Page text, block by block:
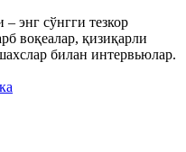
энг сўнгги тезкор
воқеалар, қизиқарли
билан интервьюлар.